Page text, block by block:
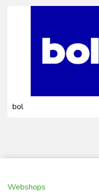
bol
Webshops